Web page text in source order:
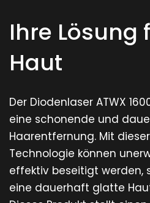
Ihre Lösung
Haut
Der Diodenlaser ATWX
eine schonende und
Haarentfernung. Mit
Technologie können
effektiv beseitigt werden,
eine dauerhaft glatte